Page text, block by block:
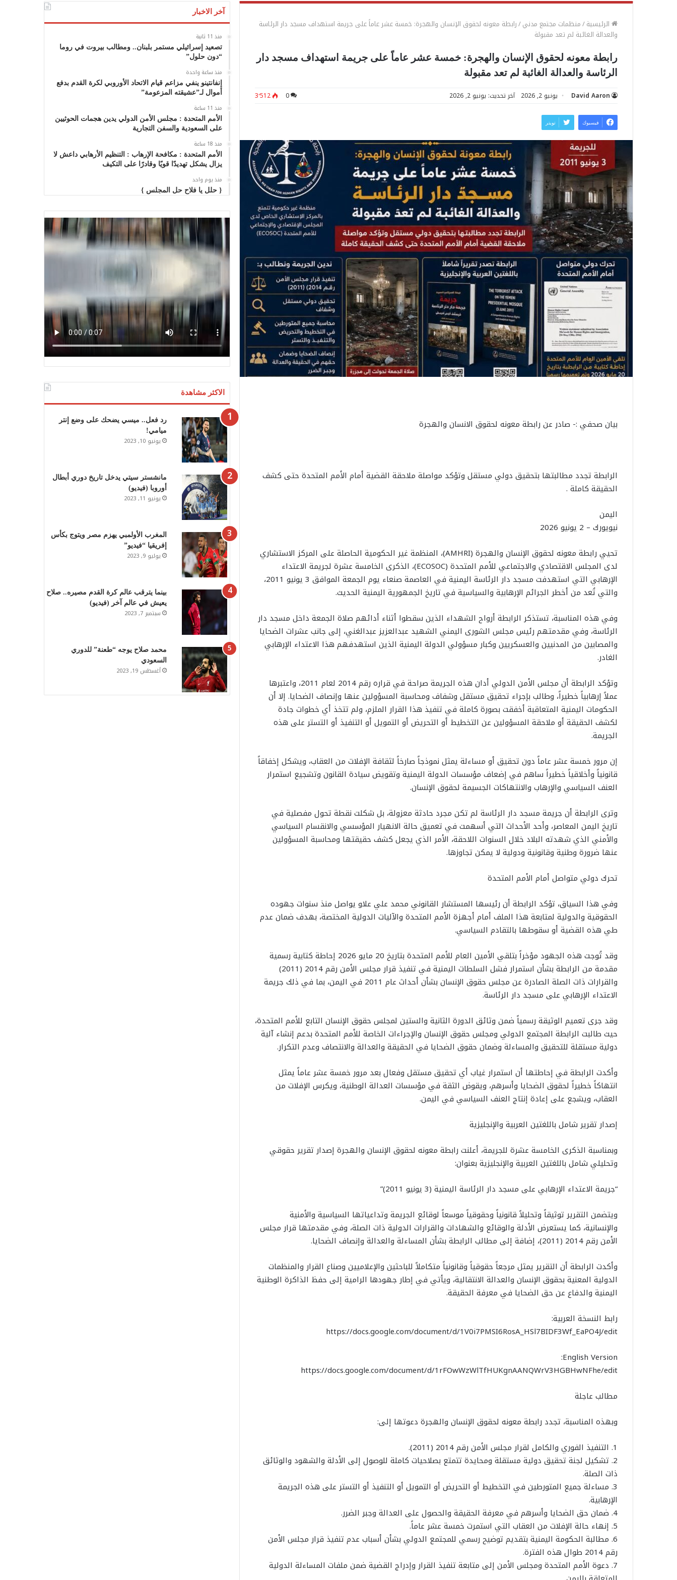
الرئيسية/منظمات مجتمع مدني/رابطة معونه لحقوق الإنسان والهجرة: خمسة عشر عاماً على جريمة استهداف مسجد دار الرئاسة
والعدالة الغائبة لم تعد مقبولة
رابطة معونه لحقوق الإنسان والهجرة: خمسة عشر عاماً على جريمة استهداف مسجد دار
الرئاسة والعدالة الغائبة لم تعد مقبولة
David Aaron يونيو 2, 2026 آخر تحديث: يونيو 2, 2026 0 3٬512
فيسبوك تويتر
بيان صحفي :- صادر عن رابطة معونه لحقوق الانسان والهجرة
الرابطة تجدد مطالبتها بتحقيق دولي مستقل وتؤكد مواصلة ملاحقة القضية أمام الأمم المتحدة حتى كشف
الحقيقة كاملة .
اليمن
نيويورك – 2 يونيو 2026
تحيي رابطة معونه لحقوق الإنسان والهجرة (AMHRI)، المنظمة غير الحكومية الحاصلة على المركز الاستشاري
لدى المجلس الاقتصادي والاجتماعي للأمم المتحدة (ECOSOC)، الذكرى الخامسة عشرة لجريمة الاعتداء
الإرهابي التي استهدفت مسجد دار الرئاسة اليمنية في العاصمة صنعاء يوم الجمعة الموافق 3 يونيو 2011،
والتي تُعد من أخطر الجرائم الإرهابية والسياسية في تاريخ الجمهورية اليمنية الحديث.
وفي هذه المناسبة، تستذكر الرابطة أرواح الشهداء الذين سقطوا أثناء أدائهم صلاة الجمعة داخل مسجد دار
الرئاسة، وفي مقدمتهم رئيس مجلس الشورى اليمني الشهيد عبدالعزيز عبدالغني، إلى جانب عشرات الضحايا
والمصابين من المدنيين والعسكريين وكبار مسؤولي الدولة اليمنية الذين استهدفهم هذا الاعتداء الإرهابي
الغادر.
وتؤكد الرابطة أن مجلس الأمن الدولي أدان هذه الجريمة صراحة في قراره رقم 2014 لعام 2011، واعتبرها
عملاً إرهابياً خطيراً، وطالب بإجراء تحقيق مستقل وشفاف ومحاسبة المسؤولين عنها وإنصاف الضحايا. إلا أن
الحكومات اليمنية المتعاقبة أخفقت بصورة كاملة في تنفيذ هذا القرار الملزم، ولم تتخذ أي خطوات جادة
لكشف الحقيقة أو ملاحقة المسؤولين عن التخطيط أو التحريض أو التمويل أو التنفيذ أو التستر على هذه
الجريمة.
إن مرور خمسة عشر عاماً دون تحقيق أو مساءلة يمثل نموذجاً صارخاً لثقافة الإفلات من العقاب، ويشكل إخفاقاً
قانونياً وأخلاقياً خطيراً ساهم في إضعاف مؤسسات الدولة اليمنية وتقويض سيادة القانون وتشجيع استمرار
العنف السياسي والإرهاب والانتهاكات الجسيمة لحقوق الإنسان.
وترى الرابطة أن جريمة مسجد دار الرئاسة لم تكن مجرد حادثة معزولة، بل شكلت نقطة تحول مفصلية في
تاريخ اليمن المعاصر، وأحد الأحداث التي أسهمت في تعميق حالة الانهيار المؤسسي والانقسام السياسي
والأمني الذي شهدته البلاد خلال السنوات اللاحقة، الأمر الذي يجعل كشف حقيقتها ومحاسبة المسؤولين
عنها ضرورة وطنية وقانونية ودولية لا يمكن تجاوزها.
تحرك دولي متواصل أمام الأمم المتحدة
وفي هذا السياق، تؤكد الرابطة أن رئيسها المستشار القانوني محمد علي علاو يواصل منذ سنوات جهوده
الحقوقية والدولية لمتابعة هذا الملف أمام أجهزة الأمم المتحدة والآليات الدولية المختصة، بهدف ضمان عدم
طي هذه القضية أو سقوطها بالتقادم السياسي.
وقد تُوجت هذه الجهود مؤخراً بتلقي الأمين العام للأمم المتحدة بتاريخ 20 مايو 2026 إحاطة كتابية رسمية
مقدمة من الرابطة بشأن استمرار فشل السلطات اليمنية في تنفيذ قرار مجلس الأمن رقم 2014 (2011)
والقرارات ذات الصلة الصادرة عن مجلس حقوق الإنسان بشأن أحداث عام 2011 في اليمن، بما في ذلك جريمة
الاعتداء الإرهابي على مسجد دار الرئاسة.
وقد جرى تعميم الوثيقة رسمياً ضمن وثائق الدورة الثانية والستين لمجلس حقوق الإنسان التابع للأمم المتحدة،
حيث طالبت الرابطة المجتمع الدولي ومجلس حقوق الإنسان والإجراءات الخاصة للأمم المتحدة بدعم إنشاء آلية
دولية مستقلة للتحقيق والمساءلة وضمان حقوق الضحايا في الحقيقة والعدالة والانتصاف وعدم التكرار.
وأكدت الرابطة في إحاطتها أن استمرار غياب أي تحقيق مستقل وفعال بعد مرور خمسة عشر عاماً يمثل
انتهاكاً خطيراً لحقوق الضحايا وأسرهم، ويقوض الثقة في مؤسسات العدالة الوطنية، ويكرس الإفلات من
العقاب، ويشجع على إعادة إنتاج العنف السياسي في اليمن.
إصدار تقرير شامل باللغتين العربية والإنجليزية
وبمناسبة الذكرى الخامسة عشرة للجريمة، أعلنت رابطة معونه لحقوق الإنسان والهجرة إصدار تقرير حقوقي
وتحليلي شامل باللغتين العربية والإنجليزية بعنوان:
“جريمة الاعتداء الإرهابي على مسجد دار الرئاسة اليمنية (3 يونيو 2011)”
ويتضمن التقرير توثيقاً وتحليلاً قانونياً وحقوقياً موسعاً لوقائع الجريمة وتداعياتها السياسية والأمنية
والإنسانية، كما يستعرض الأدلة والوقائع والشهادات والقرارات الدولية ذات الصلة، وفي مقدمتها قرار مجلس
الأمن رقم 2014 (2011)، إضافة إلى مطالب الرابطة بشأن المساءلة والعدالة وإنصاف الضحايا.
وأكدت الرابطة أن التقرير يمثل مرجعاً حقوقياً وقانونياً متكاملاً للباحثين والإعلاميين وصناع القرار والمنظمات
الدولية المعنية بحقوق الإنسان والعدالة الانتقالية، ويأتي في إطار جهودها الرامية إلى حفظ الذاكرة الوطنية
اليمنية والدفاع عن حق الضحايا في معرفة الحقيقة.
رابط النسخة العربية:
https://docs.google.com/document/d/1V0i7PMSI6RosA_HSl7BIDF3Wf_EaPO4J/edit
English Version:
https://docs.google.com/document/d/1rFOwWzWlTfHUKgnAANQWrV3HGBHwNFhe/edit
مطالب عاجلة
وبهذه المناسبة، تجدد رابطة معونه لحقوق الإنسان والهجرة دعوتها إلى:
1. التنفيذ الفوري والكامل لقرار مجلس الأمن رقم 2014 (2011).
2. تشكيل لجنة تحقيق دولية مستقلة ومحايدة تتمتع بصلاحيات كاملة للوصول إلى الأدلة والشهود والوثائق
ذات الصلة.
3. مساءلة جميع المتورطين في التخطيط أو التحريض أو التمويل أو التنفيذ أو التستر على هذه الجريمة
الإرهابية.
4. ضمان حق الضحايا وأسرهم في معرفة الحقيقة والحصول على العدالة وجبر الضرر.
5. إنهاء حالة الإفلات من العقاب التي استمرت خمسة عشر عاماً.
6. مطالبة الحكومة اليمنية بتقديم توضيح رسمي للمجتمع الدولي بشأن أسباب عدم تنفيذ قرار مجلس الأمن
رقم 2014 طوال هذه الفترة.
7. دعوة الأمم المتحدة ومجلس الأمن إلى متابعة تنفيذ القرار وإدراج القضية ضمن ملفات المساءلة الدولية
آخر الاخبار
منذ 11 ثانية
تصعيد إسرائيلي مستمر بلبنان.. ومطالب بيروت في روما
“دون حلول”
منذ ساعة واحدة
إنفانتينو ينفي مزاعم قيام الاتحاد الأوروبي لكرة القدم بدفع
أموال لـ”عشيقته المزعومة”
منذ 11 ساعة
الأمم المتحدة : مجلس الأمن الدولي يدين هجمات الحوثيين
على السعودية والسفن التجارية
منذ 18 ساعة
الأمم المتحدة : مكافحة الإرهاب : التنظيم الأرهابي داعش لا
يزال يشكل تهديدًا قويًا وقادرًا على التكيف
منذ يوم واحد
{ حلل يا فلاح حل المجلس }
الاكثر مشاهدة
رد فعل.. ميسي يضحك على وضع إنتر
ميامي!
يونيو 10, 2023
مانشستر سيتي يدخل تاريخ دوري أبطال
أوروبا (فيديو)
يونيو 11, 2023
المغرب الأولمبي يهزم مصر ويتوج بكأس
إفريقيا “فيديو”
يوليو 9, 2023
بينما يترقب عالم كرة القدم مصيره.. صلاح
يعيش في عالم آخر (فيديو)
سبتمبر 7, 2023
محمد صلاح يوجه “طعنة” للدوري
السعودي
أغسطس 19, 2023